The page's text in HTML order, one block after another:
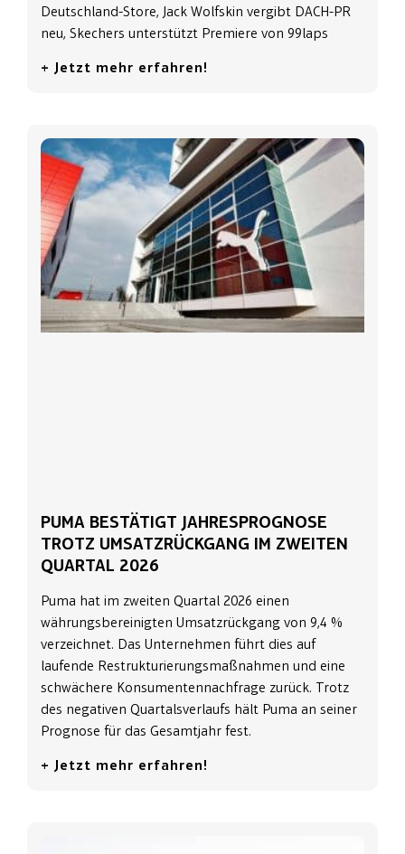
Deutschland-Store, Jack Wolfskin vergibt DACH-PR
neu, Skechers unterstützt Premiere von 99laps
+ Jetzt mehr erfahren!
PUMA BESTÄTIGT JAHRESPROGNOSE
TROTZ UMSATZRÜCKGANG IM ZWEITEN
QUARTAL 2026
Puma hat im zweiten Quartal 2026 einen
währungsbereinigten Umsatzrückgang von 9,4 %
verzeichnet. Das Unternehmen führt dies auf
laufende Restrukturierungsmaßnahmen und eine
schwächere Konsumentennachfrage zurück. Trotz
des negativen Quartalsverlaufs hält Puma an seiner
Prognose für das Gesamtjahr fest.
+ Jetzt mehr erfahren!